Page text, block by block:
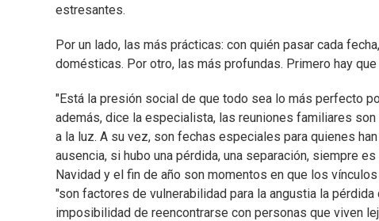
estresantes.
Por un lado, las más prácticas: con quién pasar cada
domésticas. Por otro, las más profundas. Primero hay
"Está la presión social de que todo sea lo más perfecto
además, dice la especialista, las reuniones familiares
a la luz. A su vez, son fechas especiales para quienes
ausencia, si hubo una pérdida, una separación, siempre
Navidad y el fin de año son momentos en que los
"son factores de vulnerabilidad para la angustia la
imposibilidad de reencontrarse con personas que viven